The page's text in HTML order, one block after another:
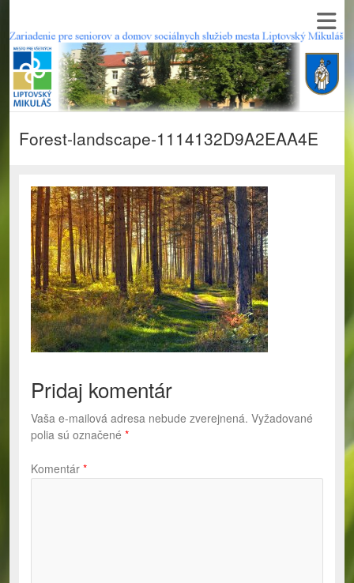
Forest-landscape-1114132D9A2EAA4E
Pridaj komentár
Vaša e-mailová adresa nebude zverejnená. Vyžadované
polia sú označené *
Komentár *